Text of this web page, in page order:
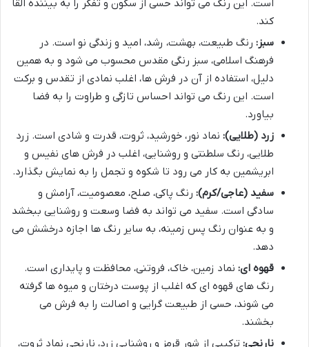
است. این رنگ می تواند حسی از سکون و تفکر را به بیننده القا
کند.
سبز: رنگ طبیعت، بهشت، رشد، امید و زندگی نو است. در
فرهنگ اسلامی، سبز رنگی مقدس محسوب می شود و به همین
دلیل، استفاده از آن در فرش ها، اغلب نمادی از تقدس و برکت
است. این رنگ می تواند احساس تازگی و طراوت را به فضا
بیاورد.
زرد (طلایی): نماد نور، خورشید، ثروت، قدرت و شادی است. زرد
طلایی، رنگ سلطنتی و روشنایی، اغلب در فرش های نفیس و
ابریشمین به کار می رود تا شکوه و تجمل را به نمایش بگذارد.
سفید (عاجی/کرم): رنگ پاکی، صلح، معصومیت، آرامش و
سادگی است. سفید می تواند به فضا وسعت و روشنایی ببخشد
و به عنوان رنگ پس زمینه، به سایر رنگ ها اجازه درخشش می
دهد.
قهوه ای: نماد زمین، خاک، فروتنی، محافظت و پایداری است.
رنگ های قهوه ای که اغلب از پوست درختان و میوه ها گرفته
می شوند، حسی از طبیعت گرایی و اصالت را به فرش می
بخشند.
نارنجی: ترکیبی از شور قرمز و روشنایی زرد، نارنجی نماد ثروت،